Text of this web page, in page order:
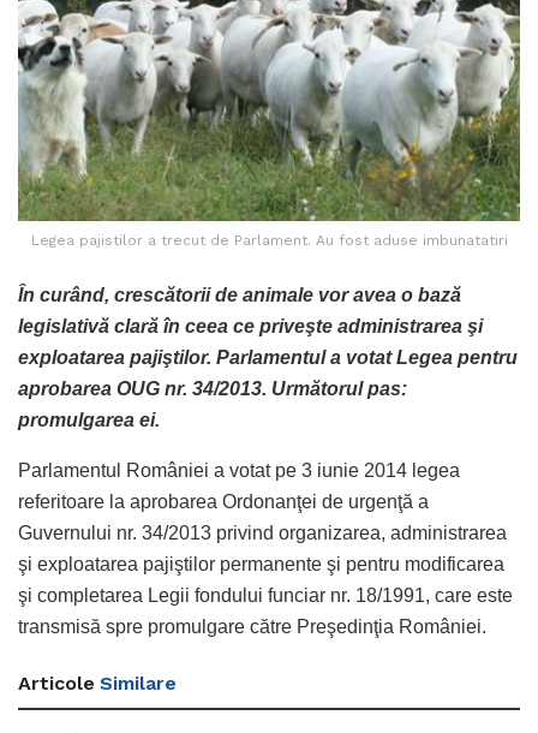
Legea pajistilor a trecut de Parlament. Au fost aduse imbunatatiri
În curând, crescătorii de animale vor avea o bază
legislativă clară în ceea ce priveşte administrarea şi
exploatarea pajiştilor. Parlamentul a votat Legea pentru
aprobarea OUG nr. 34/2013. Următorul pas:
promulgarea ei.
Parlamentul României a votat pe 3 iunie 2014 legea
referitoare la aprobarea Ordonanţei de urgenţă a
Guvernului nr. 34/2013 privind organizarea, administrarea
şi exploatarea pajiştilor permanente şi pentru modificarea
şi completarea Legii fondului funciar nr. 18/1991, care este
transmisă spre promulgare către Preşedinţia României.
Articole Similare